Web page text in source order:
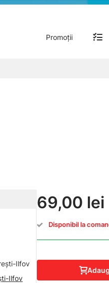
Promoții
Ilfov
Ilfov
69,00 lei
Disponibil la